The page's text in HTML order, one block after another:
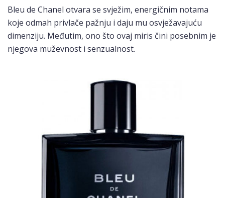
Bleu de Chanel otvara se svježim, energičnim notama
koje odmah privlače pažnju i daju mu osvježavajuću
dimenziju. Međutim, ono što ovaj miris čini posebnim je
njegova muževnost i senzualnost.